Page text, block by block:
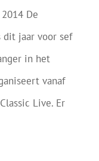
De
dit jaar voor sef
in het
vanaf
Live. Er